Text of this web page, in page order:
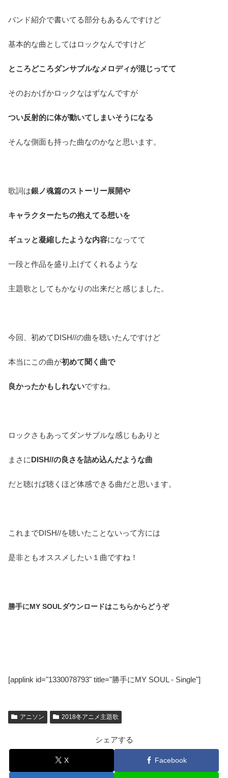
バンド紹介で書いてる部分もあるんですけど
基本的な曲としてはロックなんですけど
ところどころダンサブルなメロディが混じってて
そのおかげかロックなはずなんですが
つい反射的に体が動いてしまいそうになる
そんな側面も持った曲なのかなと思います。
歌詞は銀ノ魂篇のストーリー展開や
キャラクターたちの抱えてる想いを
ギュッと凝縮したような内容になってて
一段と作品を盛り上げてくれるような
主題歌としてもかなりの出来だと感じました。
今回、初めてDISH//の曲を聴いたんですけど
本当にこの曲が初めて聞く曲で
良かったかもしれないですね。
ロックさもあってダンサブルな感じもありと
まさにDISH//の良さを詰め込んだような曲
だと聴けば聴くほど体感できる曲だと思います。
これまでDISH//を聴いたことないって方には
是非ともオススメしたい１曲ですね！
勝手にMY SOULダウンロードはこちらからどうぞ
[applink id="1330078793" title="勝手にMY SOUL - Single"]
アニソン 2018冬アニメ主題歌
シェアする
X Facebook